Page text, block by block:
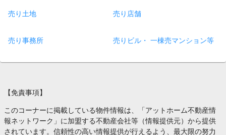
売り土地 売り店舗
売り事務所 売りビル・ 一棟売マンション等
【免責事項】
このコーナーに掲載している物件情報は、「アットホーム不動産情
報ネットワーク」に加盟する不動産会社等（情報提供元）から提供
されています。信頼性の高い情報提供が行えるよう、最大限の努力